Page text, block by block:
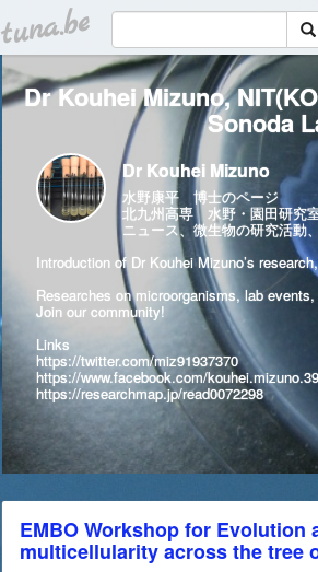
tuna.be
Dr Kouhei Mizuno,
Sonoda
Dr Kouhei Mizuno
水野康平 博士のページ
北九州高専 水野・園田研究
ニュース、微生物の研究活動
Introduction of Dr Kouhei Mizuno’s
Researches on microorganisms, lab
Join our community!
Links
https://twitter.com/miz91937370
https://www.facebook.com/kouhei.mizuno.39
https://researchmap.jp/read0072298
EMBO Workshop for Evolution
multicellularity across the tree